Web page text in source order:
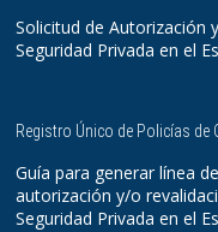
Solicitud de Autorización
Seguridad Privada en el
Registro Único de Policías de
Guía para generar línea
autorización y/o
Seguridad Privada en el